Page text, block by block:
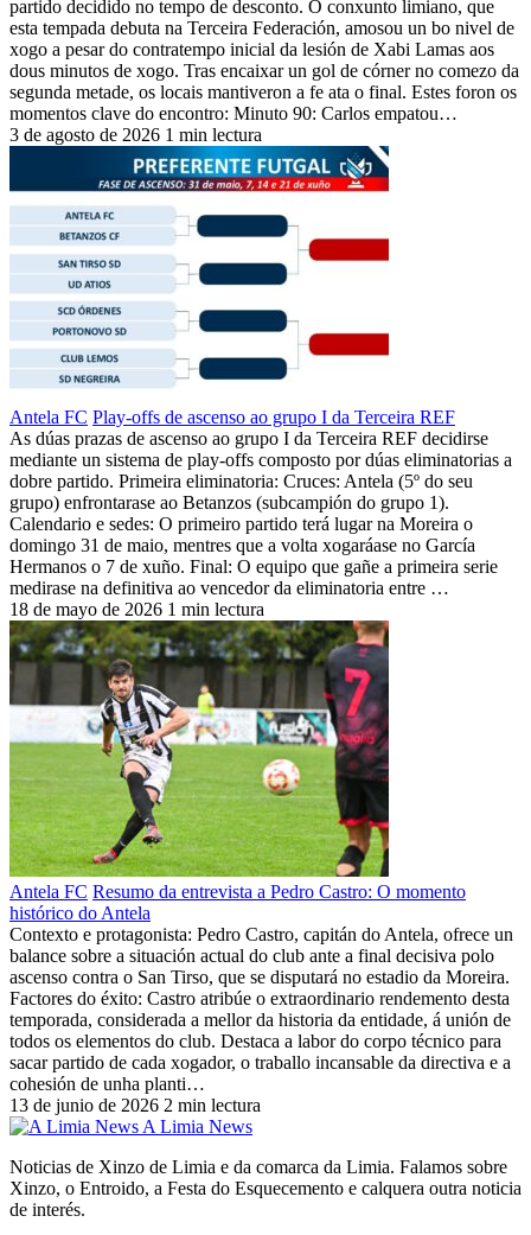
partido decidido no tempo de desconto. O conxunto limiano, que
esta tempada debuta na Terceira Federación, amosou un bo nivel de
xogo a pesar do contratempo inicial da lesión de Xabi Lamas aos
dous minutos de xogo. Tras encaixar un gol de córner no comezo da
segunda metade, os locais mantiveron a fe ata o final. Estes foron os
momentos clave do encontro: Minuto 90: Carlos empatou…
3 de agosto de 2026 1 min lectura
Antela FC Play-offs de ascenso ao grupo I da Terceira REF
As dúas prazas de ascenso ao grupo I da Terceira REF decidirse
mediante un sistema de play-offs composto por dúas eliminatorias a
dobre partido. Primeira eliminatoria: Cruces: Antela (5º do seu
grupo) enfrontarase ao Betanzos (subcampión do grupo 1).
Calendario e sedes: O primeiro partido terá lugar na Moreira o
domingo 31 de maio, mentres que a volta xogaráase no García
Hermanos o 7 de xuño. Final: O equipo que gañe a primeira serie
medirase na definitiva ao vencedor da eliminatoria entre …
18 de mayo de 2026 1 min lectura
Antela FC Resumo da entrevista a Pedro Castro: O momento
histórico do Antela
Contexto e protagonista: Pedro Castro, capitán do Antela, ofrece un
balance sobre a situación actual do club ante a final decisiva polo
ascenso contra o San Tirso, que se disputará no estadio da Moreira.
Factores do éxito: Castro atribúe o extraordinario rendemento desta
temporada, considerada a mellor da historia da entidade, á unión de
todos os elementos do club. Destaca a labor do corpo técnico para
sacar partido de cada xogador, o traballo incansable da directiva e a
cohesión de unha planti…
13 de junio de 2026 2 min lectura
A Limia News
Noticias de Xinzo de Limia e da comarca da Limia. Falamos sobre
Xinzo, o Entroido, a Festa do Esquecemento e calquera outra noticia
de interés.